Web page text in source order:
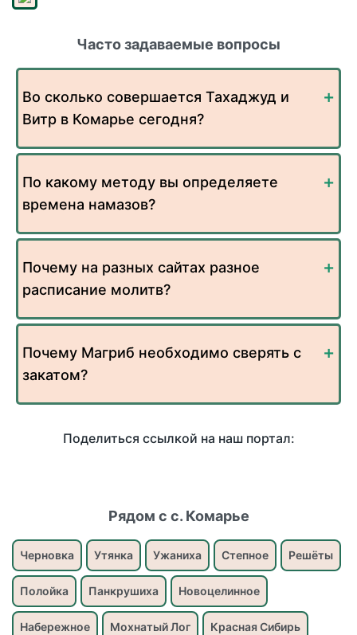
Часто задаваемые вопросы
Во сколько совершается Тахаджуд и
Витр в Комарье сегодня?
По какому методу вы определяете
времена намазов?
Почему на разных сайтах разное
расписание молитв?
Почему Магриб необходимо сверять с
закатом?
Поделиться ссылкой на наш портал:
Рядом с с. Комарье
Черновка Утянка Ужаниха Степное Решёты
Полойка Панкрушиха Новоцелинное
Набережное Мохнатый Лог Красная Сибирь